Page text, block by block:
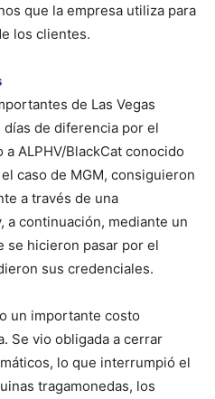
que la empresa utiliza para
los clientes.
de Las Vegas
de diferencia por el
ALPHV/BlackCat conocido
caso de MGM, consiguieron
a través de una
a continuación, mediante un
se hicieron pasar por el
sus credenciales.
un importante costo
Se vio obligada a cerrar
lo que interrumpió el
tragamonedas, los